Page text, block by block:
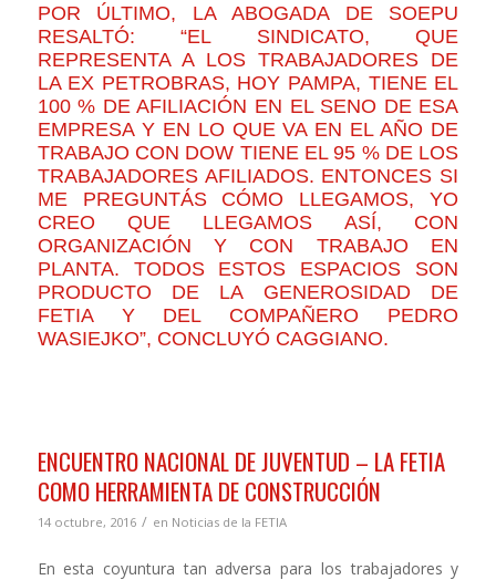
POR ÚLTIMO, LA ABOGADA DE SOEPU
RESALTÓ: “EL SINDICATO, QUE
REPRESENTA A LOS TRABAJADORES DE
LA EX PETROBRAS, HOY PAMPA, TIENE EL
100 % DE AFILIACIÓN EN EL SENO DE ESA
EMPRESA Y EN LO QUE VA EN EL AÑO DE
TRABAJO CON DOW TIENE EL 95 % DE LOS
TRABAJADORES AFILIADOS. ENTONCES SI
ME PREGUNTÁS CÓMO LLEGAMOS, YO
CREO QUE LLEGAMOS ASÍ, CON
ORGANIZACIÓN Y CON TRABAJO EN
PLANTA. TODOS ESTOS ESPACIOS SON
PRODUCTO DE LA GENEROSIDAD DE
FETIA Y DEL COMPAÑERO PEDRO
WASIEJKO”, CONCLUYÓ CAGGIANO.
ENCUENTRO NACIONAL DE JUVENTUD – LA FETIA
COMO HERRAMIENTA DE CONSTRUCCIÓN
14 octubre, 2016 / en Noticias de la FETIA
En esta coyuntura tan adversa para los trabajadores y